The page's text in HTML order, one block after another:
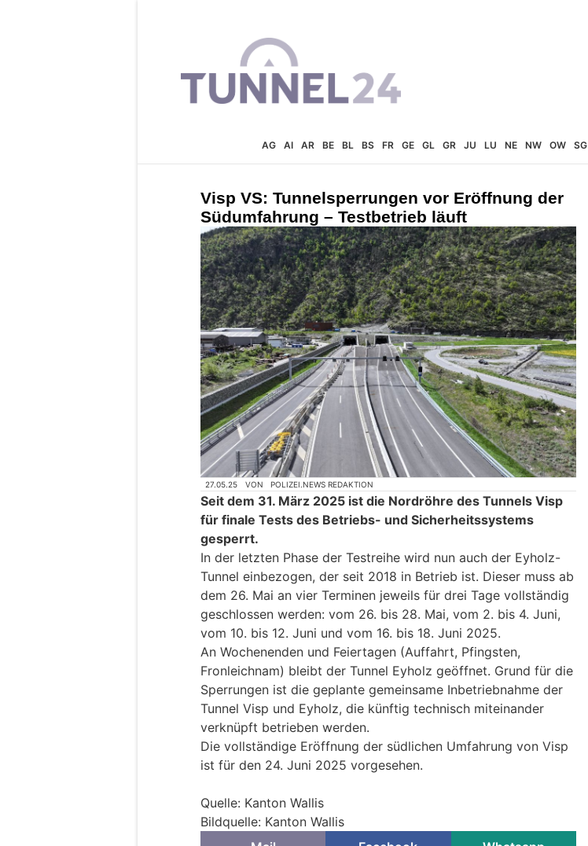
AG AI AR BE BL BS FR GE GL GR JU LU NE NW OW SG
Visp VS: Tunnelsperrungen vor Eröffnung der
Südumfahrung – Testbetrieb läuft
27.05.25 VON POLIZEI.NEWS REDAKTION
Seit dem 31. März 2025 ist die Nordröhre des Tunnels Visp
für finale Tests des Betriebs- und Sicherheitssystems
gesperrt.
In der letzten Phase der Testreihe wird nun auch der Eyholz-
Tunnel einbezogen, der seit 2018 in Betrieb ist. Dieser muss ab
dem 26. Mai an vier Terminen jeweils für drei Tage vollständig
geschlossen werden: vom 26. bis 28. Mai, vom 2. bis 4. Juni,
vom 10. bis 12. Juni und vom 16. bis 18. Juni 2025.
An Wochenenden und Feiertagen (Auffahrt, Pfingsten,
Fronleichnam) bleibt der Tunnel Eyholz geöffnet. Grund für die
Sperrungen ist die geplante gemeinsame Inbetriebnahme der
Tunnel Visp und Eyholz, die künftig technisch miteinander
verknüpft betrieben werden.
Die vollständige Eröffnung der südlichen Umfahrung von Visp
ist für den 24. Juni 2025 vorgesehen.
Quelle: Kanton Wallis
Bildquelle: Kanton Wallis